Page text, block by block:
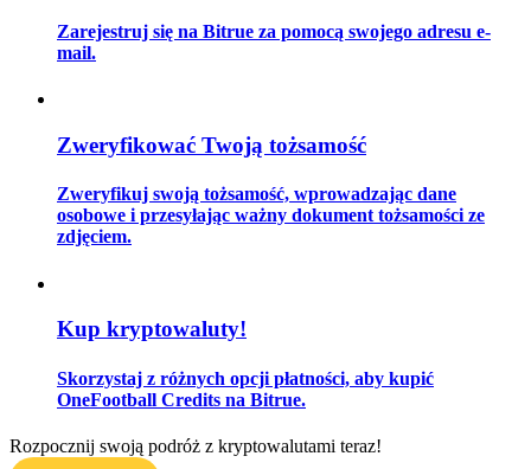
Strategie handlowe
Zarejestruj się na Bitrue za pomocą swojego adresu e-
mail.
Zweryfikować Twoją tożsamość
Zweryfikuj swoją tożsamość, wprowadzając dane
osobowe i przesyłając ważny dokument tożsamości ze
zdjęciem.
Kup kryptowaluty!
Skorzystaj z różnych opcji płatności, aby kupić
OneFootball Credits na Bitrue.
Rozpocznij swoją podróż z kryptowalutami teraz!